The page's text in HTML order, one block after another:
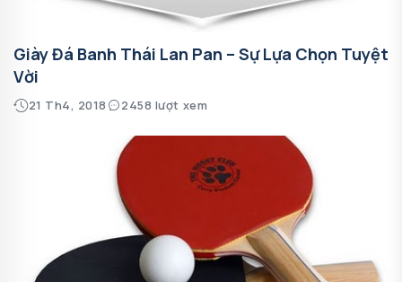
Giày Đá Banh Thái Lan Pan – Sự Lựa Chọn Tuyệt
Vời
21 Th4, 2018 2458 lượt xem